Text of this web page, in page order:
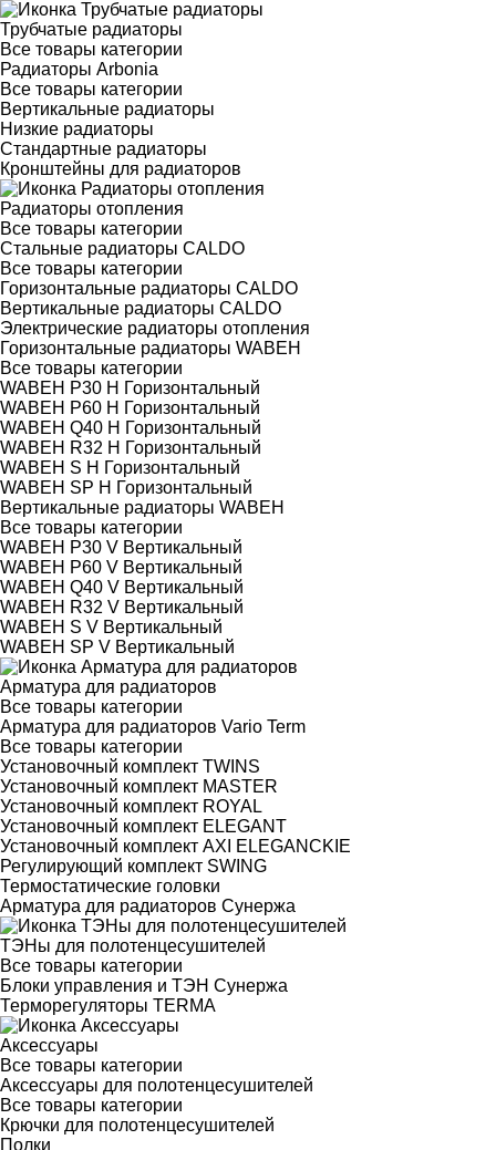
Трубчатые радиаторы
Все товары категории
Радиаторы Arbonia
Все товары категории
Вертикальные радиаторы
Низкие радиаторы
Стандартные радиаторы
Кронштейны для радиаторов
Радиаторы отопления
Все товары категории
Стальные радиаторы CALDO
Все товары категории
Горизонтальные радиаторы CALDO
Вертикальные радиаторы CALDO
Электрические радиаторы отопления
Горизонтальные радиаторы WABEH
Все товары категории
WABEH P30 H Горизонтальный
WABEH P60 H Горизонтальный
WABEH Q40 H Горизонтальный
WABEH R32 H Горизонтальный
WABEH S H Горизонтальный
WABEH SP H Горизонтальный
Вертикальные радиаторы WABEH
Все товары категории
WABEH P30 V Вертикальный
WABEH P60 V Вертикальный
WABEH Q40 V Вертикальный
WABEH R32 V Вертикальный
WABEH S V Вертикальный
WABEH SP V Вертикальный
Арматура для радиаторов
Все товары категории
Арматура для радиаторов Vario Term
Все товары категории
Установочный комплект TWINS
Установочный комплект MASTER
Установочный комплект ROYAL
Установочный комплект ELEGANT
Установочный комплект AXI ELEGANCKIE
Регулирующий комплект SWING
Термостатические головки
Арматура для радиаторов Сунержа
ТЭНы для полотенцесушителей
Все товары категории
Блоки управления и ТЭН Сунержа
Терморегуляторы TERMA
Аксессуары
Все товары категории
Аксессуары для полотенцесушителей
Все товары категории
Крючки для полотенцесушителей
Полки